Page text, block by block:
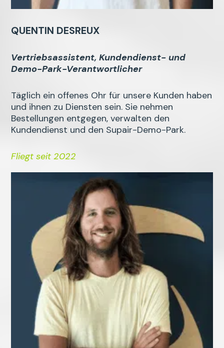
QUENTIN DESREUX
Vertriebsassistent, Kundendienst- und
Demo-Park-Verantwortlicher
Täglich ein offenes Ohr für unsere Kunden haben
und ihnen zu Diensten sein. Sie nehmen
Bestellungen entgegen, verwalten den
Kundendienst und den Supair-Demo-Park.
Fliegt seit 2022